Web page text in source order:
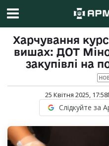
Харчування
вишах: ДОТ
закупівлі на
25 Квітня 2025, 17:58
Слідкуйте за